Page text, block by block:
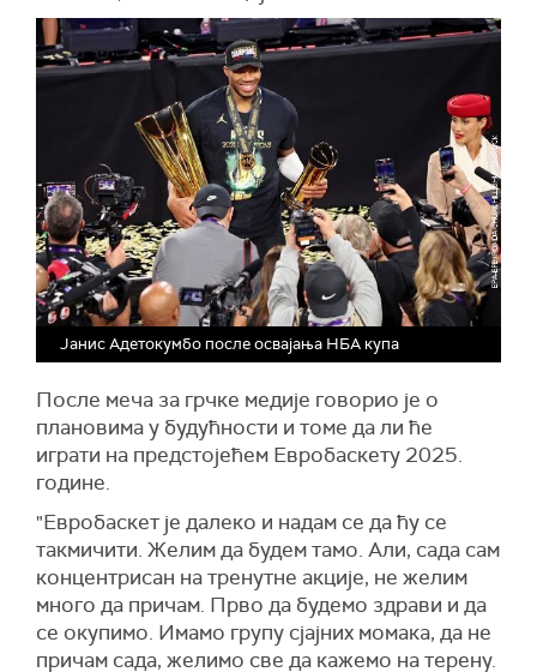
Јанис Адетокумбо после освајања НБА купа
После меча за грчке медије говорио је о
плановима у будућности и томе да ли ће
играти на предстојећем Евробаскету 2025.
године.
"Евробаскет је далеко и надам се да ћу се
такмичити. Желим да будем тамо. Али, сада сам
концентрисан на тренутне акције, не желим
много да причам. Прво да будемо здрави и да
се окупимо. Имамо групу сјајних момака, да не
причам сада, желимо све да кажемо на терену.